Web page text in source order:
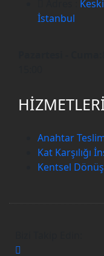
İstanbul
Anahtar
Kat Karşılığı
Kentsel